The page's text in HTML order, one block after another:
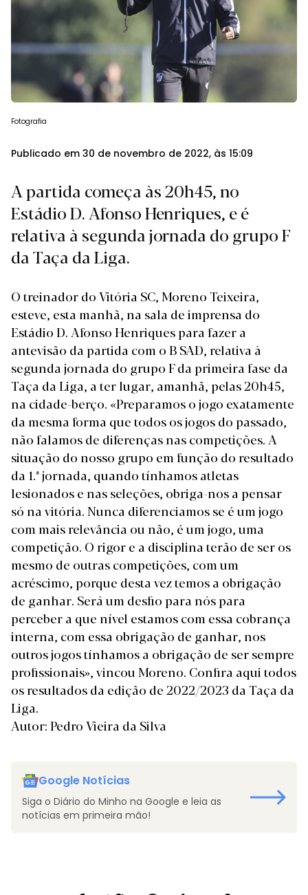
Fotografia
Publicado em 30 de novembro de 2022, às 15:09
A partida começa às 20h45, no
Estádio D. Afonso Henriques, e é
relativa à segunda jornada do grupo F
da Taça da Liga.
O treinador do Vitória SC, Moreno Teixeira,
esteve, esta manhã, na sala de imprensa do
Estádio D. Afonso Henriques para fazer a
antevisão da partida com o B SAD, relativa à
segunda jornada do grupo F da primeira fase da
Taça da Liga, a ter lugar, amanhã, pelas 20h45,
na cidade-berço. «Preparamos o jogo exatamente
da mesma forma que todos os jogos do passado,
não falamos de diferenças nas competições. A
situação do nosso grupo em função do resultado
da 1.ª jornada, quando tínhamos atletas
lesionados e nas seleções, obriga-nos a pensar
só na vitória. Nunca diferenciamos se é um jogo
com mais relevância ou não, é um jogo, uma
competição. O rigor e a disciplina terão de ser os
mesmo de outras competições, com um
acréscimo, porque desta vez temos a obrigação
de ganhar. Será um desfio para nós para
perceber a que nível estamos com essa cobrança
interna, com essa obrigação de ganhar, nos
outros jogos tínhamos a obrigação de ser sempre
profissionais», vincou Moreno. Confira aqui todos
os resultados da edição de 2022/2023 da Taça da
Liga.
Autor: Pedro Vieira da Silva
Google Notícias
Siga o Diário do Minho na Google e leia as
notícias em primeira mão!